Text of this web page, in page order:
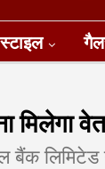
मिलेगा
बैंक लिमिटेड